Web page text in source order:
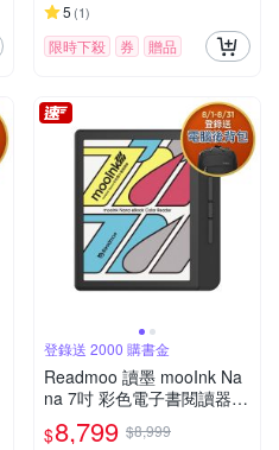
5 (1)
限時下殺 券 贈品
登錄送 2000 購書金
Readmoo 讀墨 mooInk Na
na 7吋 彩色電子書閱讀器-
暗夜黑
$8,799 $8,999